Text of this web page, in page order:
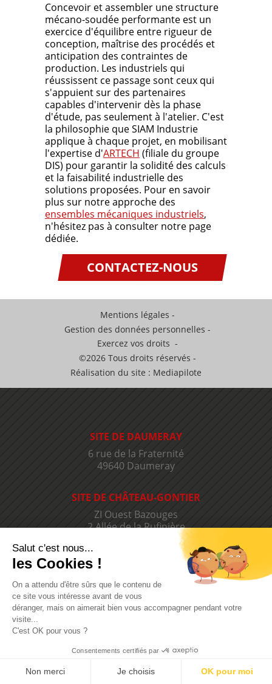
Salut c'est nous...
les Cookies !
On a attendu d'être sûrs que le contenu de
ce site vous intéresse avant de vous
déranger, mais on aimerait bien vous accompagner pendant votre
visite...
C'est OK pour vous ?
Consentements certifiés par
Non merci Je choisis OK pour moi
Concevoir et assembler une structure
mécano-soudée performante est un
exercice d'équilibre entre rigueur de
conception, maîtrise des procédés et
anticipation des contraintes de
production. Les industriels qui
réussissent ce passage sont ceux qui
s'appuient sur des partenaires
capables d'intervenir dès la phase
d'étude, pas seulement à l'atelier. C'est
la philosophie que SIAM Industrie
applique à chaque projet, en mobilisant
l'expertise d'ARTECH (filiale du groupe
DIS) pour garantir la solidité des calculs
et la faisabilité industrielle des
solutions proposées. Pour en savoir
plus sur notre approche des
ensembles mécaniques industriels,
n'hésitez pas à consulter notre page
dédiée.
CONTACTEZ-NOUS
Mentions légales
Gestion des données personnelles
Exercez vos droits
©2026 Tous droits réservés
Réalisation du site : Mediapilote
SITE DE DAUMERAY
6 rue de la Fraternité
49640 Daumeray
SITE DE CHÂTEAU-GONTIER
ZI Ouest Bazouges
2 Allée de la Rufinière
53200 Château-Gontier
SIÈGE SOCIAL GROUPE
ZA la Guittière
BP 80008
49140 Seiches-sur-le-Loir
TÉLÉCHARGEZ NOTRE
PLAQUETTE